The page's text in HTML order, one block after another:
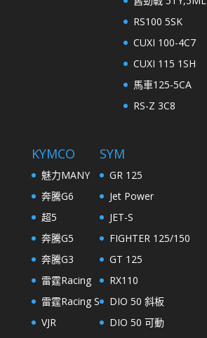
RS100 5SK
CUXI 100-4C7
CUXI 115 1SH
馬車125-5CA
RS-Z 3C8
KYMCO
魅力MANY
奔騰G6
超5
奔騰G5
奔騰G3
雷霆Racing
雷霆Racing S
VJR
SYM
GR 125
Jet Power
JET-S
FIGHTER 125/150
GT 125
RX110
DIO 50 斜板
DIO 50 可動